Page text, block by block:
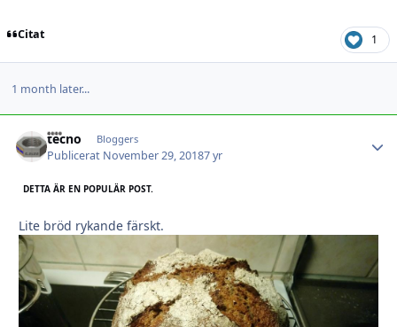
Citat 1
1 month later...
tecno Bloggers
Publicerat November 29, 20187 yr
DETTA ÄR EN POPULÄR POST.
Lite bröd rykande färskt.